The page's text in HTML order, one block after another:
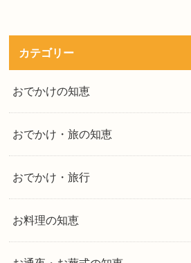
カテゴリー
おでかけの知恵
おでかけ・旅の知恵
おでかけ・旅行
お料理の知恵